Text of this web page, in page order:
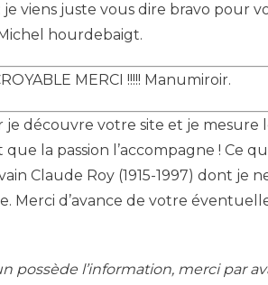
je viens juste vous dire bravo pour
hourdebaigt.
MERCI !!!!! Manumiroir.
je découvre votre site et je mesure
la passion l’accompagne ! Ce
Claude Roy (1915-1997) dont je
Merci d’avance de votre
possède l’information, merci par